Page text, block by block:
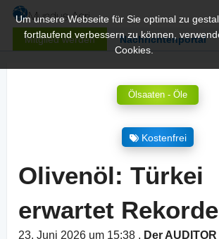
Mitglied werden Nachrichtenportal
Um unsere Webseite für Sie optimal zu
fortlaufend verbessern zu können,
Cookies.
Ölsaaten - Öle
Kostenfrei
Olivenöl: Türkei
erwartet
23. Juni 2026 um 15:38 , Der AUDITOR